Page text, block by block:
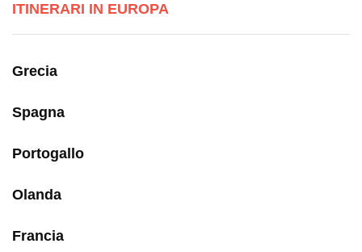
ITINERARI IN EUROPA
Grecia
Spagna
Portogallo
Olanda
Francia